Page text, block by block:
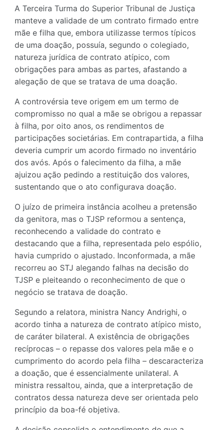
A Terceira Turma do Superior Tribunal de Justiça
manteve a validade de um contrato firmado entre
mãe e filha que, embora utilizasse termos típicos
de uma doação, possuía, segundo o colegiado,
natureza jurídica de contrato atípico, com
obrigações para ambas as partes, afastando a
alegação de que se tratava de uma doação.
A controvérsia teve origem em um termo de
compromisso no qual a mãe se obrigou a repassar
à filha, por oito anos, os rendimentos de
participações societárias. Em contrapartida, a filha
deveria cumprir um acordo firmado no inventário
dos avós. Após o falecimento da filha, a mãe
ajuizou ação pedindo a restituição dos valores,
sustentando que o ato configurava doação.
O juízo de primeira instância acolheu a pretensão
da genitora, mas o TJSP reformou a sentença,
reconhecendo a validade do contrato e
destacando que a filha, representada pelo espólio,
havia cumprido o ajustado. Inconformada, a mãe
recorreu ao STJ alegando falhas na decisão do
TJSP e pleiteando o reconhecimento de que o
negócio se tratava de doação.
Segundo a relatora, ministra Nancy Andrighi, o
acordo tinha a natureza de contrato atípico misto,
de caráter bilateral. A existência de obrigações
recíprocas – o repasse dos valores pela mãe e o
cumprimento do acordo pela filha – descaracteriza
a doação, que é essencialmente unilateral. A
ministra ressaltou, ainda, que a interpretação de
contratos dessa natureza deve ser orientada pelo
princípio da boa-fé objetiva.